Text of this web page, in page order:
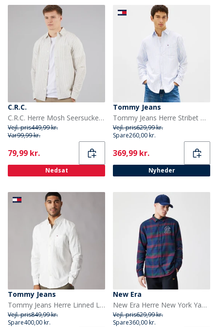
C.R.C.
C.R.C. Herre Mosh Seersucker skjorte moden White St
Vejl. pris449,99 kr.
Var99,99 kr.
Current
79,99 kr.
Nedsat
Tommy Jeans
Tommy Jeans Herre Stribet Oxford Langærmet Skjorte Blue Twilight Stripe
Vejl. pris629,99 kr.
Spare260,00 kr.
Current
369,99 kr.
Nyheder
Tommy Jeans
Tommy Jeans Herre Linned Langærmet Skjorte Ecru
Vejl. pris849,99 kr.
Spare400,00 kr.
New Era
New Era Herre New York Yankees Tern Skjorte Navy Nvy
Vejl. pris629,99 kr.
Spare360,00 kr.